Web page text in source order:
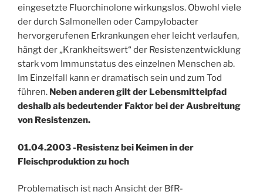
eingesetzte Fluorchinolone wirkungslos. Obwohl viele
der durch Salmonellen oder Campylobacter
hervorgerufenen Erkrankungen eher leicht verlaufen,
hängt der „Krankheitswert“ der Resistenzentwicklung
stark vom Immunstatus des einzelnen Menschen ab.
Im Einzelfall kann er dramatisch sein und zum Tod
führen. Neben anderen gilt der Lebensmittelpfad
deshalb als bedeutender Faktor bei der Ausbreitung
von Resistenzen.
01.04.2003 -Resistenz bei Keimen in der
Fleischproduktion zu hoch
Problematisch ist nach Ansicht der BfR-